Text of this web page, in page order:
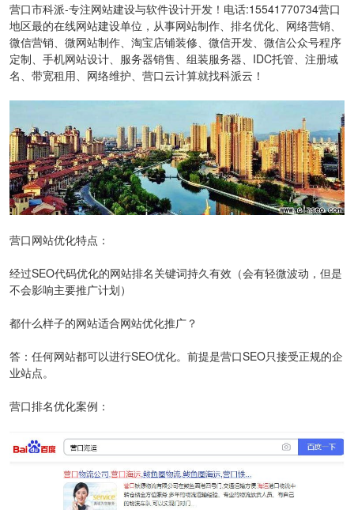
营口市科派-专注网站建设与软件设计开发！电话:15541770734营口
地区最的在线网站建设单位，从事网站制作、排名优化、网络营销、
微信营销、微网站制作、淘宝店铺装修、微信开发、微信公众号程序
定制、手机网站设计、服务器销售、组装服务器、IDC托管、注册域
名、带宽租用、网络维护、营口云计算就找科派云！
营口网站优化特点：
经过SEO代码优化的网站排名关键词持久有效（会有轻微波动，但是
不会影响主要推广计划）
都什么样子的网站适合网站优化推广？
答：任何网站都可以进行SEO优化。前提是营口SEO只接受正规的企
业站点。
营口排名优化案例：